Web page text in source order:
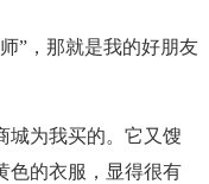
”，那就是我的好朋友
城为我买的。它又馊
色的衣服，显得很有